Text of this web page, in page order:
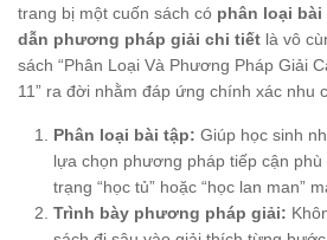
trang bị một cuốn sách có phân loại bài
dẫn phương pháp giải chi tiết là vô
sách “Phân Loại Và Phương Pháp Giải
11” ra đời nhằm đáp ứng chính xác nhu
Phân loại bài tập: Giúp học sinh
lựa chọn phương pháp tiếp cận
trạng “học tủ” hoặc “học lan man”
Trình bày phương pháp giải: